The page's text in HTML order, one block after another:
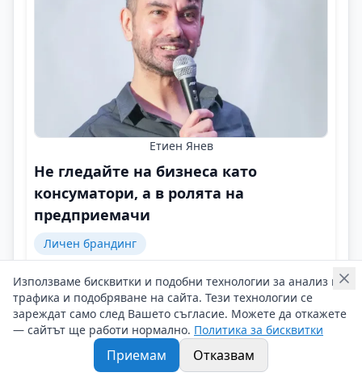
Етиен Янев
Не гледайте на бизнеса като
консуматори, а в ролята на
предприемачи
Личен брандинг
Човек може да намира връзка между различните
си страсти, а с това да бъде и винаги адаптивен!
Контакти на Етиен Янев
16/05/2025 г/
#Личен_брандинг #Изкуствен_Интелект
Използваме бисквитки и подобни технологии за анализ на
трафика и подобряване на сайта. Тези технологии се
зареждат само след Вашето съгласие. Можете да откажете
— сайтът ще работи нормално. Политика за бисквитки
Приемам Отказвам